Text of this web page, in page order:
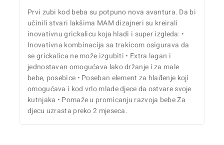
Prvi zubi kod beba su potpuno nova avantura. Da bi
učinili stvari lakšima MAM dizajneri su kreirali
inovativnu grickalicu koja hladi i super izgleda: •
Inovativna kombinacija sa trakicom osigurava da
se grickalica ne može izgubiti • Extra lagan i
jednostavan omogućava lako držanje i za male
bebe, posebice • Poseban element za hlađenje koji
omogućava i kod vrlo mlade djece da ostvare svoje
kutnjaka • Pomaže u promicanju razvoja bebe Za
djecu uzrasta preko 2 mjeseca.